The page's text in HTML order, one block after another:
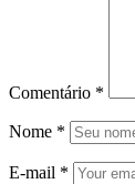
Comentário *
Nome *
E-mail *